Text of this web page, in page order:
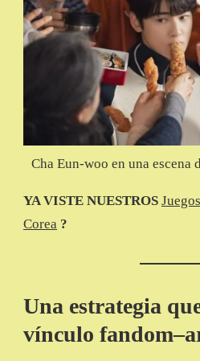
Cha Eun-woo en una escena
YA VISTE NUESTROS
Corea ?
Una estrategia
vínculo